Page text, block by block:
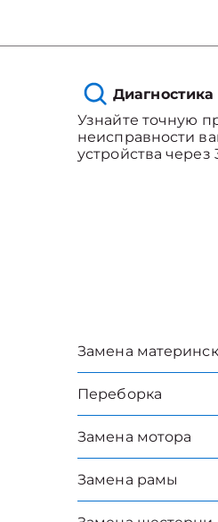
Диагностика
Узнайте точную
неисправности
устройства через
Замена
Переборка
Замена мотора
Замена рамы